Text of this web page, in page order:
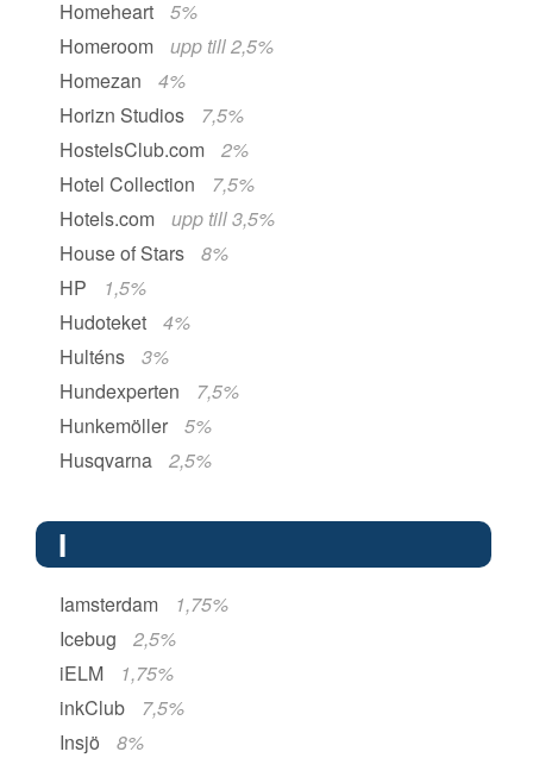
Homeheart
5%
Homeroom
upp till 2,5%
Homezan
4%
Horizn Studios
7,5%
HostelsClub.com
2%
Hotel Collection
7,5%
Hotels.com
upp till 3,5%
House of Stars
8%
HP
1,5%
Hudoteket
4%
Hulténs
3%
Hundexperten
7,5%
Hunkemöller
5%
Husqvarna
2,5%
I
Iamsterdam
1,75%
Icebug
2,5%
iELM
1,75%
inkClub
7,5%
Insjö
8%